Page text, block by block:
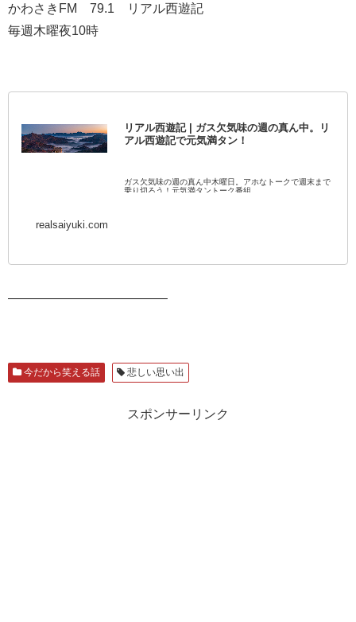
かわさきFM 79.1 リアル西遊記
毎週木曜夜10時
リアル西遊記 | ガス欠気味の週の真ん中。リ
アル西遊記で元気満タン！
ガス欠気味の週の真ん中木曜日。アホなトークで週末まで
乗り切ろう！元気満タントーク番組。
realsaiyuki.com
————————————–
今だから笑える話 悲しい思い出
スポンサーリンク